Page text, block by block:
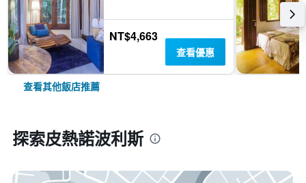
NT$4,663
查看優惠
查看其他飯店推薦
探索皮熱諾波利斯